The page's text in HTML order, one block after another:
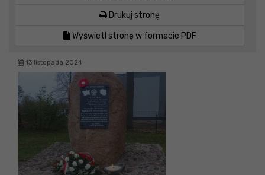
Drukuj stronę
Wyświetl stronę w formacie PDF
13 listopada 2024